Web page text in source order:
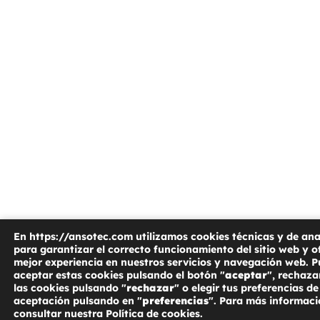
En https://ansotec.com utilizamos cookies técnicas y de
para garantizar el correcto funcionamiento del sitio web y
mejor experiencia en nuestros servicios y navegación web.
aceptar estas cookies pulsando el botón "aceptar",
las cookies pulsando "rechazar" o elegir tus preferencias de
aceptación pulsando en "preferencias". Para más
consultar nuestra Política de cookies.